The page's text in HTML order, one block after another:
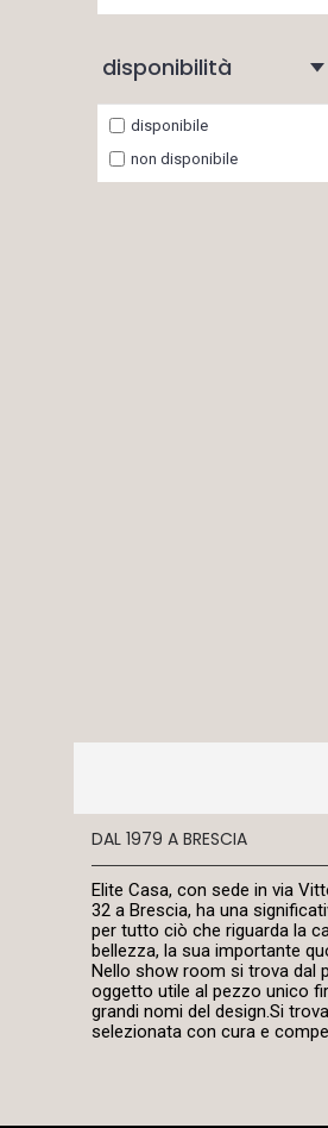
lista di nozze on line (2)
liste nozze (6)
disponibilità
disponibile
non disponibile
DAL 1979 A BRESCIA
Elite Casa, con sede in via
32 a Brescia, ha una
per tutto ciò che riguarda la
bellezza, la sua importante
Nello show room si trova dal
oggetto utile al pezzo unico
grandi nomi del design.Si
selezionata con cura e